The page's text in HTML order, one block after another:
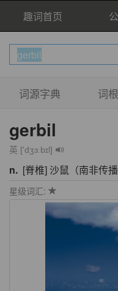
趣词首页
词源字典 词
gerbil
英 ['dʒɜːbɪl]
n. [脊椎] 沙鼠（南非传
星级词汇: